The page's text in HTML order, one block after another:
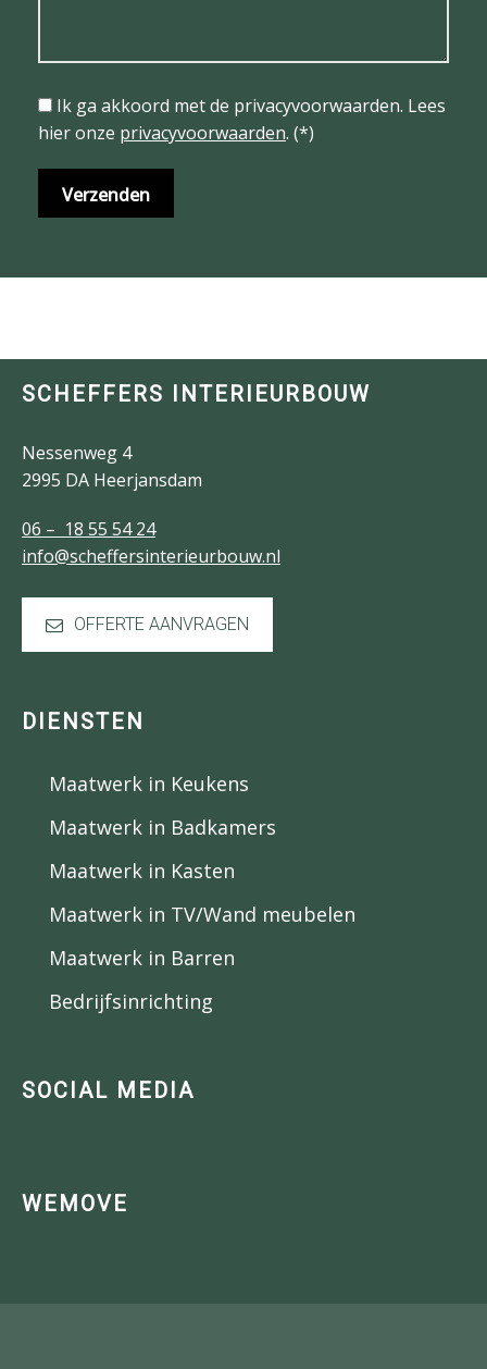
Ik ga akkoord met de privacyvoorwaarden. Lees
hier onze privacyvoorwaarden. (*)
SCHEFFERS INTERIEURBOUW
Nessenweg 4
2995 DA Heerjansdam
06 – 18 55 54 24
info@scheffersinterieurbouw.nl
OFFERTE AANVRAGEN
DIENSTEN
Maatwerk in Keukens
Maatwerk in Badkamers
Maatwerk in Kasten
Maatwerk in TV/Wand meubelen
Maatwerk in Barren
Bedrijfsinrichting
SOCIAL MEDIA
WEMOVE